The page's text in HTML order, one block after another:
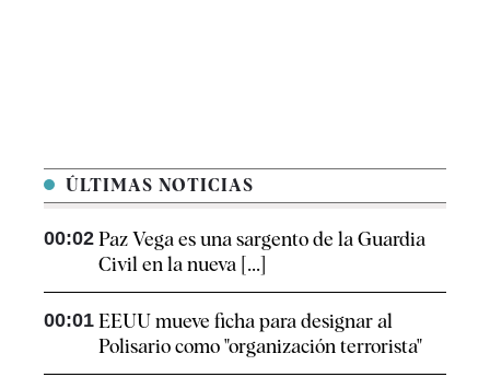
ÚLTIMAS NOTICIAS
00:02 Paz Vega es una sargento de la Guardia
Civil en la nueva [...]
00:01 EEUU mueve ficha para designar al
Polisario como "organización terrorista"